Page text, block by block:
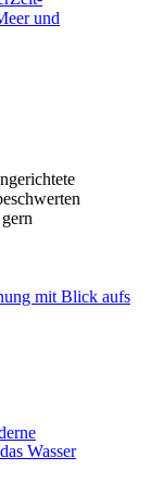
und
mit Blick aufs
Wasser